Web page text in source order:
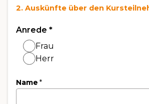
2. Auskünfte über den
Anrede *
Frau
Herr
Name *